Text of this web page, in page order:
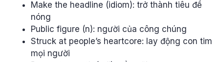
Make the headline (idiom): trở thành tiêu đề
nóng
Public figure (n): người của công chúng
Struck at people’s heartcore: lay động con tim
mọi người